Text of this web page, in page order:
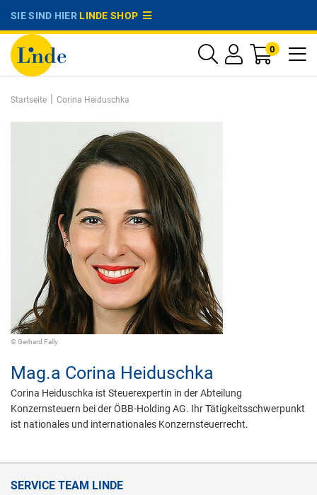
SIE SIND HIERLINDE SHOP
0
Startseite | Corina Heiduschka
© Gerhard Fally
Mag.a Corina Heiduschka
Corina Heiduschka ist Steuerexpertin in der Abteilung
Konzernsteuern bei der ÖBB-Holding AG. Ihr Tätigkeitsschwerpunkt
ist nationales und internationales Konzernsteuerrecht.
SERVICE TEAM LINDE